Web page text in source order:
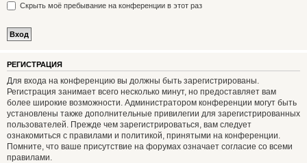
Скрыть моё пребывание на конференции в этот раз
РЕГИСТРАЦИЯ
Для входа на конференцию вы должны быть зарегистрированы.
Регистрация занимает всего несколько минут, но предоставляет вам
более широкие возможности. Администратором конференции могут быть
установлены также дополнительные привилегии для зарегистрированных
пользователей. Прежде чем зарегистрироваться, вам следует
ознакомиться с правилами и политикой, принятыми на конференции.
Помните, что ваше присутствие на форумах означает согласие со всеми
правилами.